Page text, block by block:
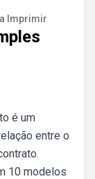
Imprimir
é um
entre o
10 modelos